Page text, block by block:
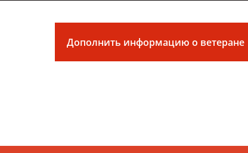
Дополнить информацию о ветеране